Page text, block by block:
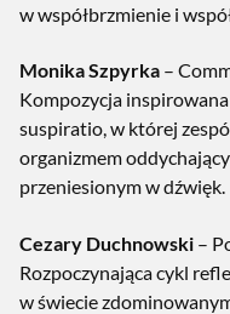
w współbrzmienie i
Monika Szpyrka –
Kompozycja
suspiratio, w której
organizmem
przeniesionym w dźwięk.
Cezary Duchnowski –
Rozpoczynająca cykl
w świecie